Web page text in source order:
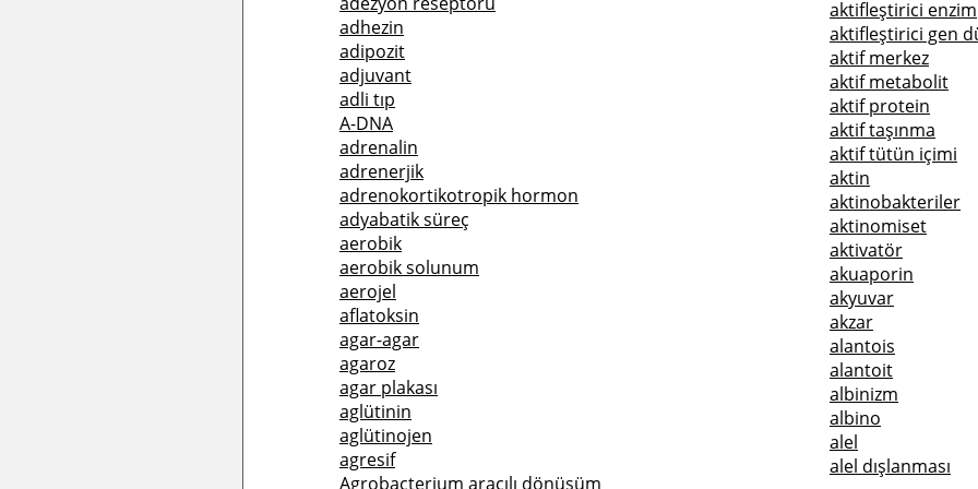
adhezin
adipozit
adjuvant
adli tıp
A-DNA
adrenalin
adrenerjik
adrenokortikotropik hormon
adyabatik süreç
aerobik
aerobik solunum
aerojel
aflatoksin
agar-agar
agaroz
agar plakası
aglütinin
aglütinojen
agresif
Agrobacterium aracılı dönüşüm
aktifleştirici enzim
aktifleştirici gen
aktif merkez
aktif metabolit
aktif protein
aktif taşınma
aktif tütün içimi
aktin
aktinobakteriler
aktinomiset
aktivatör
akuaporin
akyuvar
akzar
alantois
alantoit
albinizm
albino
alel
alel dışlanması